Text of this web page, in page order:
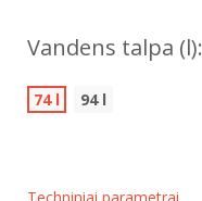
Vandens talpa (l):
74 l 94 l